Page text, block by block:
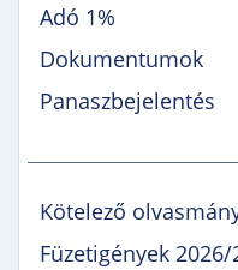
Adó 1%
Dokumentumok
Panaszbejelentés
Kötelező
Füzetigények 2026/